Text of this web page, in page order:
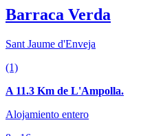
Barraca Verda
Sant Jaume d'Enveja
(1)
A 11.3 Km de L'Ampolla.
Alojamiento entero